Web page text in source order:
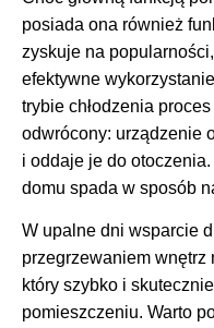
posiada ona również
zyskuje na
efektywne
trybie chłodzenia
odwrócony: urządzenie
i oddaje je do
domu spada w sposób
W upalne dni wsparcie
przegrzewaniem wnętrz
który szybko i
pomieszczeniu. Warto